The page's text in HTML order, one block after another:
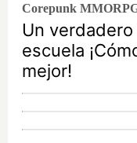
Corepunk
Un verdadero
escuela
mejor!